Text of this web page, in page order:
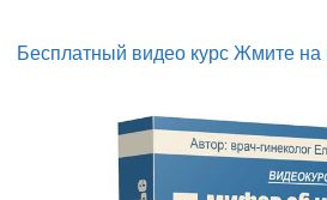
Бесплатный видео курс Жмите на